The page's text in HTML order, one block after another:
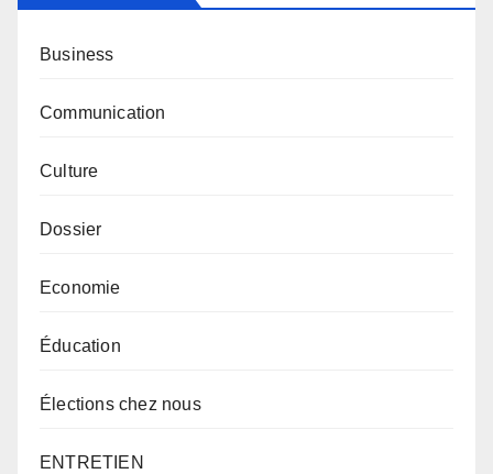
Business
Communication
Culture
Dossier
Economie
Éducation
Élections chez nous
ENTRETIEN